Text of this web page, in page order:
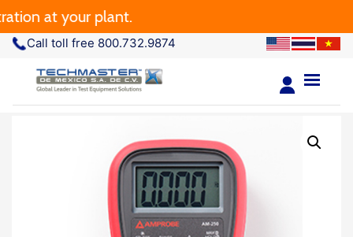
at your plant.
Call toll free 800.732.9874